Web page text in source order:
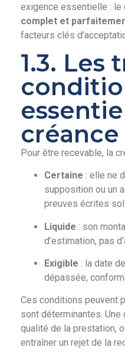
exigence essentielle :
complet et
facteurs clés
1.3. Les
créance
Pour être recevable, la
Certaine : elle ne
supposition ou un
preuves écrites
Liquide : son
d’estimation, pas
Exigible : la date
dépassée,
Ces conditions peuvent
sont déterminantes.
qualité de la prestation,
entraîner un rejet de la